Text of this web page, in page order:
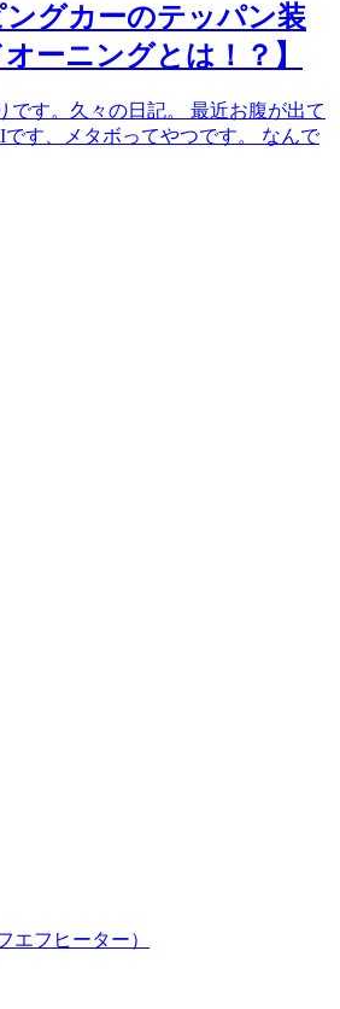
ングカーのテッパン装
ーニングとは！？】
です。久々の日記。 最近お腹が出て
す、メタボってやつです。 なんで
エフヒーター）